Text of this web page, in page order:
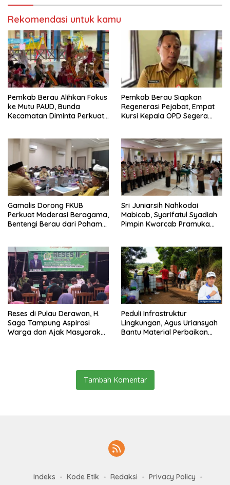
Rekomendasi untuk kamu
Pemkab Berau Alihkan Fokus
ke Mutu PAUD, Bunda
Kecamatan Diminta Perkuat
Pemkab Berau Siapkan
Regenerasi Pejabat, Empat
Kursi Kepala OPD Segera
Gamalis Dorong FKUB
Perkuat Moderasi Beragama,
Bentengi Berau dari Paham
Sri Juniarsih Nahkodai
Mabicab, Syarifatul Syadiah
Pimpin Kwarcab Pramuka
Reses di Pulau Derawan, H.
Saga Tampung Aspirasi
Warga dan Ajak Masyarakat
Peduli Infrastruktur
Lingkungan, Agus Uriansyah
Bantu Material Perbaikan
Tambah Komentar
Indeks Kode Etik Redaksi
Privacy Policy